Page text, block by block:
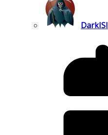
DarkISI